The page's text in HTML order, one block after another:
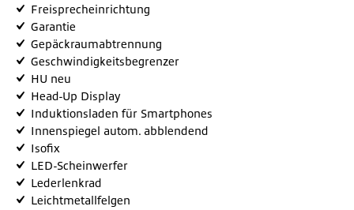
Freisprecheinrichtung
Garantie
Gepäckraumabtrennung
Geschwindigkeitsbegrenzer
HU neu
Head-Up Display
Induktionsladen für Smartphones
Innenspiegel autom. abblendend
Isofix
LED-Scheinwerfer
Lederlenkrad
Leichtmetallfelgen